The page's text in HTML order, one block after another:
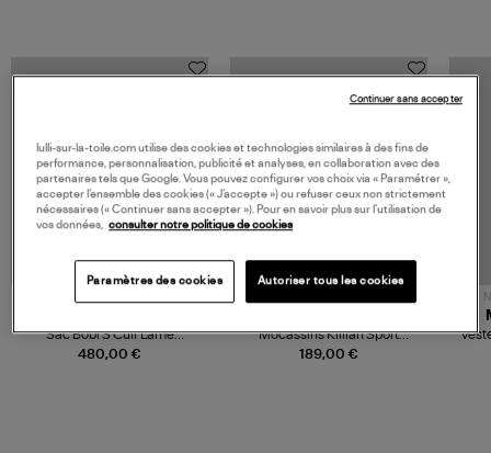
480,00 €
Sac Bobi S Cuir Lamé
Champagne
189,00 €
Mocassins Killian Sport
Mousse
lulli-sur-la-toile.com utilise des cookies et technologies similaires à des fins de
performance, personnalisation, publicité et analyses, en collaboration avec des
partenaires tels que Google. Vous pouvez configurer vos choix via « Paramétrer »,
accepter l’ensemble des cookies (« J’accepte ») ou refuser ceux non strictement
nécessaires (« Continuer sans accepter »). Pour en savoir plus sur l’utilisation de
vos données,
consulter notre politique de cookies
Paramètres des cookies Autoriser tous les cookies
Continuer sans accepter